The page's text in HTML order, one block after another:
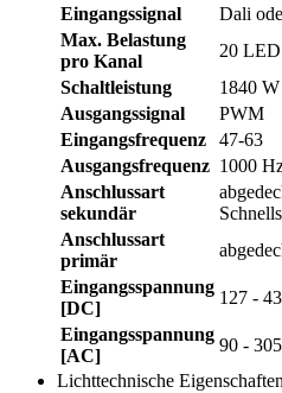
Eingangssignal
Dali
Max. Belastung
pro Kanal
20 LED
Schaltleistung
1840 W
Ausgangssignal
PWM
Eingangsfrequenz
47-63
Ausgangsfrequenz 1000
Anschlussart
sekundär
Anschlussart
primär
Eingangsspannung
[DC]
127 -
Eingangsspannung
[AC]
90 -
Lichttechnische